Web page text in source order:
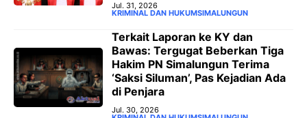
Jul. 31, 2026
KRIMINAL DAN HUKUMSIMALUNGUN
‎Terkait Laporan ke KY dan
Bawas: Tergugat Beberkan Tiga
Hakim PN Simalungun Terima
‘Saksi Siluman’, Pas Kejadian Ada
di Penjara
Jul. 30, 2026